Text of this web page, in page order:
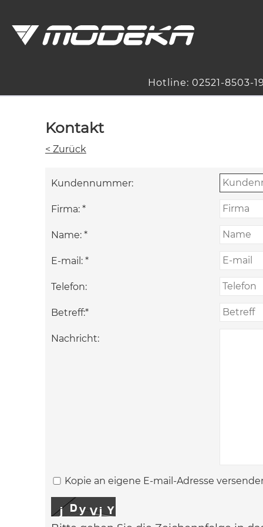
Hotline: 02521-8503-
Kontakt
< Zurück
Kundennummer:
Firma: *
Name: *
E-mail: *
Telefon:
Betreff:*
Nachricht:
Kopie an eigene E-mail-Adresse